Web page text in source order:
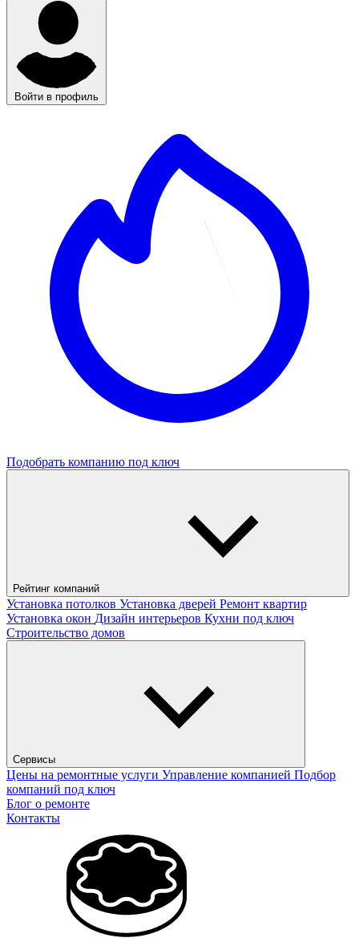
Войти в профиль
Подобрать компанию под ключ
Рейтинг компаний
Установка потолков Установка дверей Ремонт квартир
Установка окон Дизайн интерьеров Кухни под ключ
Строительство домов
Сервисы
Цены на ремонтные услуги Управление компанией Подбор
компаний под ключ
Блог о ремонте
Контакты